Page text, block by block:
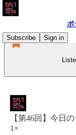
ポ
Subscribe
Sign in
【第46回】今日
1×